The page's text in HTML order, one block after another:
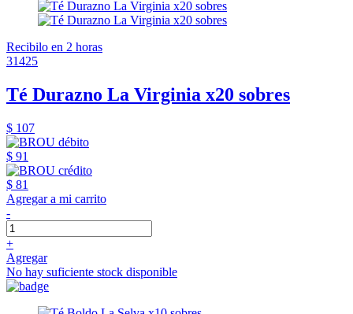
Recibilo en 2 horas
31425
Té Durazno La Virginia x20 sobres
$ 107
$ 91
$ 81
Agregar a mi carrito
-
+
Agregar
No hay suficiente stock disponible